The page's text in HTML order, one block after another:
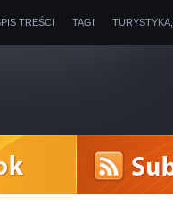
TREŚCI TAGI